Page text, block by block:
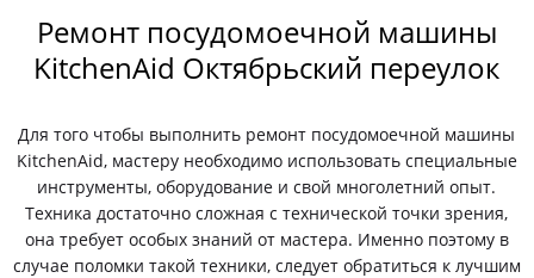
Ремонт посудомоечной машины
KitchenAid Октябрьский переулок
Для того чтобы выполнить ремонт посудомоечной машины
KitchenAid, мастеру необходимо использовать специальные
инструменты, оборудование и свой многолетний опыт.
Техника достаточно сложная с технической точки зрения,
она требует особых знаний от мастера. Именно поэтому в
случае поломки такой техники, следует обратиться к лучшим